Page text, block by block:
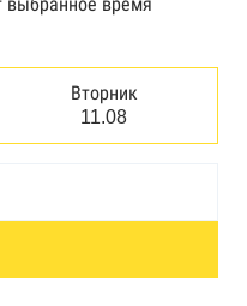
Росприроднадзор,
выбранное время
Вторник
11.08